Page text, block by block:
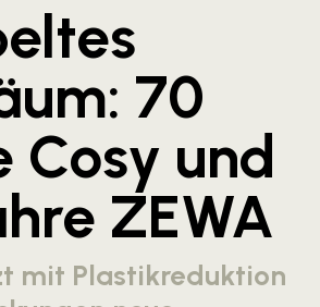
Services
70
Cosy und
ZEWA
mit Plastikreduktion